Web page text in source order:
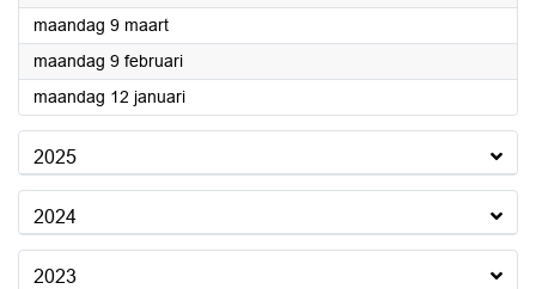
maandag 9 maart2026
maandag 9 februari2026
maandag 12 januari2026
2025
2024
2023